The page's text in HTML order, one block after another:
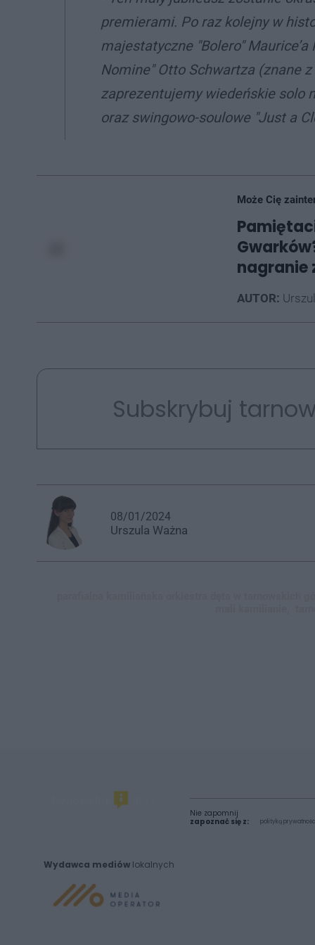
premierami. Po raz kolejny w
majestatyczne "Bolero"
Nomine" Otto Schwartza (znane
zaprezentujemy wiedeńskie solo
oraz swingowo-soulowe "Just a
Może Cię
nagranie
AUTOR:
Subskrybuj
08/01/2024
Urszula Ważna
Wydawca mediów lokalnych
Nie zapomnij
zapoznać się z:
polityką